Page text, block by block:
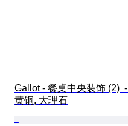
Gallot - 餐桌中央装饰 (2)  -
黄铜, 大理石